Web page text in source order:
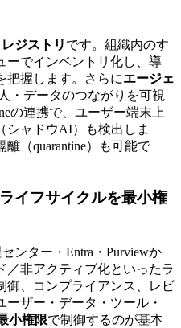
ジストリ です。組織内のす
ーでインベントリ化し、導
把握します。さらにエージェ
・データのつながりを可視
の連携で、ユーザー端末上
シャドウAI）も検出しま
（quarantine）も可能で
イフサイクルを最小権
ンター・Entra・Purviewか
／非アクティブ化といったラ
御、コンプライアンス、レビ
ーザー・データ・ツール・
小権限で制御するのが基本